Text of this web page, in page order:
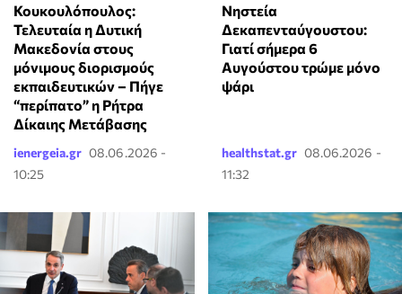
Κουκουλόπουλος:
Τελευταία η Δυτική
Μακεδονία στους
μόνιμους διορισμούς
εκπαιδευτικών – Πήγε
“περίπατο” η Ρήτρα
Δίκαιης Μετάβασης
ienergeia.gr 08.06.2026 -
10:25
Νηστεία
Δεκαπενταύγουστου:
Γιατί σήμερα 6
Αυγούστου τρώμε μόνο
ψάρι
healthstat.gr 08.06.2026 -
11:32